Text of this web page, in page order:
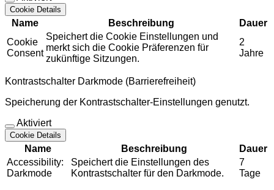
Cookie Details
Name Beschreibung
Dauer
Cookie
Consent
Speichert die Cookie Einstellungen und
merkt sich die Cookie Präferenzen für
zukünftige Sitzungen.
2
Jahre
Kontrastschalter Darkmode (Barrierefreiheit)
Speicherung der Kontrastschalter-Einstellungen genutzt.
Aktiviert
Cookie Details
Name Beschreibung
Dauer
Accessibility:
Darkmode
Speichert die Einstellungen des
Kontrastschalter für den Darkmode.
7
Tage